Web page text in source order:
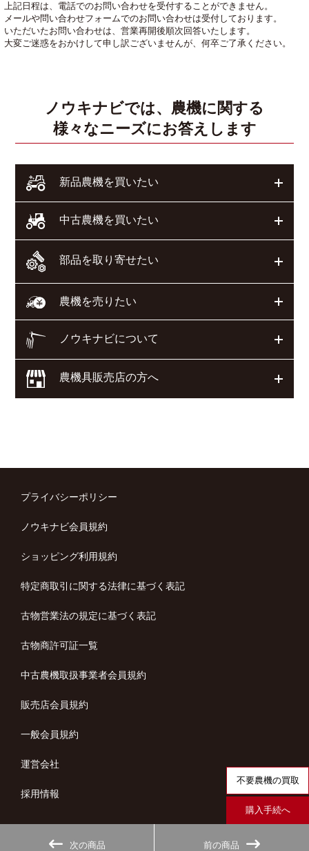
次の商品 前の商品
不要農機の買取
購入手続へ
上記日程は、電話でのお問い合わせを受付することができません。
メールや問い合わせフォームでのお問い合わせは受付しております。
いただいたお問い合わせは、営業再開後順次回答いたします。
大変ご迷惑をおかけして申し訳ございませんが、何卒ご了承ください。
ノウキナビでは、農機に関する
様々なニーズにお答えします
新品農機を買いたい
中古農機を買いたい
部品を取り寄せたい
農機を売りたい
ノウキナビについて
農機具販売店の方へ
プライバシーポリシー
ノウキナビ会員規約
ショッピング利用規約
特定商取引に関する法律に基づく表記
古物営業法の規定に基づく表記
古物商許可証一覧
中古農機取扱事業者会員規約
販売店会員規約
一般会員規約
運営会社
採用情報